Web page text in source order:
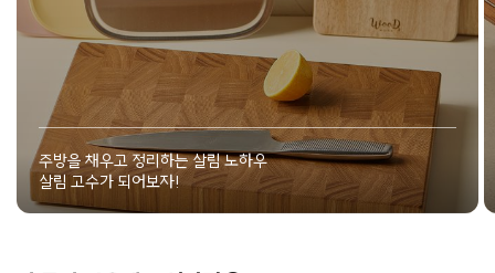
주방을 채우고 정리하는 살림 노하우
살림 고수가 되어보자!